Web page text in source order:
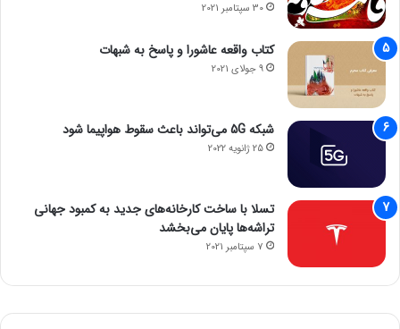
30 سپتامبر 2021
کتاب واقعه عاشورا و پاسخ به شبهات
9 جولای 2021
شبکه 5G می‌تواند باعث سقوط هواپیما شود
25 ژانویه 2022
تسلا با ساخت کارخانه‌های جدید به کمبود جهانی
تراشه‌ها پایان می‌بخشد
7 سپتامبر 2021